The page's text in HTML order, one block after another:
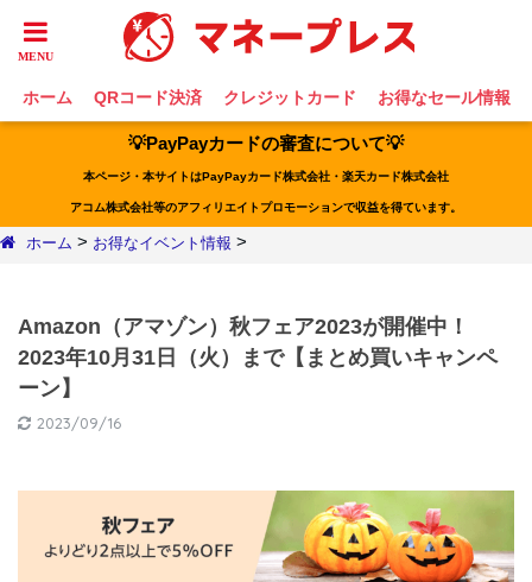
ホーム QRコード決済 クレジットカード お得なセール情報
💡PayPayカードの審査について💡
本ページ・本サイトはPayPayカード株式会社・楽天カード株式会社
アコム株式会社等のアフィリエイトプロモーションで収益を得ています。
ホーム > お得なイベント情報 >
Amazon（アマゾン）秋フェア2023が開催中！
2023年10月31日（火）まで【まとめ買いキャンペ
ーン】
2023/09/16